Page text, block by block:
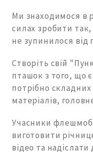
Ми знаходимося в
силах зробити
не зупинилося
Створіть свій
пташок з того, що
потрібно
матеріалів,
Учасники
виготовити
відео та